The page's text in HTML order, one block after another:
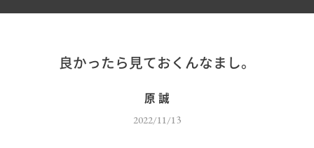
良かったら見ておくんなまし。
原 誠
2022/11/13